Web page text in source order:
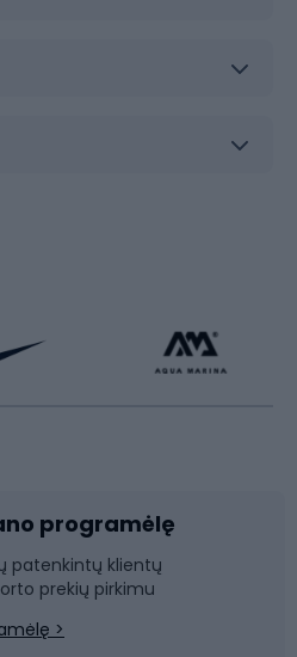
programėlę
patenkintų klientų
prekių pirkimu
>